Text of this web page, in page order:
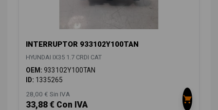
INTERRUPTOR 933102Y100TAN
HYUNDAI IX35 1.7 CRDI CAT
OEM: 933102Y100TAN
ID: 1335265
28,00 € Sin IVA
33,88 € Con IVA